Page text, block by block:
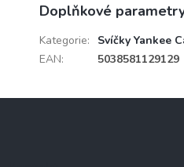
Doplňkové
Kategorie:
Svíčky Yankee
EAN: 5038581129129